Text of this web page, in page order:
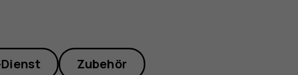
Zubehör